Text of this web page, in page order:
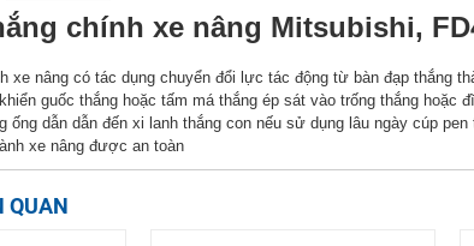
chính xe nâng Mitsubishi,
xe nâng có tác dụng chuyển đổi lực tác động từ bàn đạp thắng
guốc thắng hoặc tấm má thắng ép sát vào trống thắng
ống dẫn dẫn đến xi lanh thắng con nếu sử dụng lâu ngày cúp
xe nâng được an toàn
QUAN